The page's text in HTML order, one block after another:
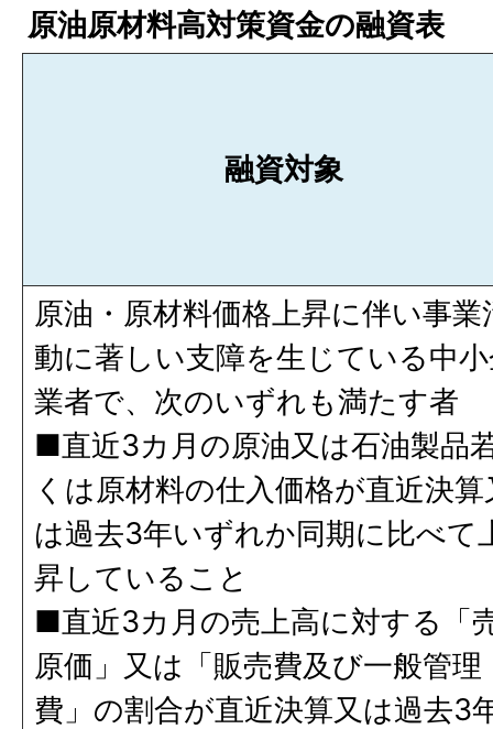
原油原材料高対策資金の融資表
融資対象
原油・原材料価格上昇に伴い事業
動に著しい支障を生じている中
業者で、次のいずれも満たす者
■直近3カ月の原油又は石油製品
くは原材料の仕入価格が直近決算
は過去3年いずれか同期に比べて
昇していること
■直近3カ月の売上高に対する「
原価」又は「販売費及び一般管理
費」の割合が直近決算又は過去3